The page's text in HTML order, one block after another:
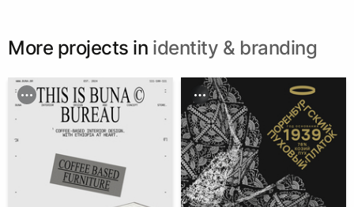
More projects in identity & branding